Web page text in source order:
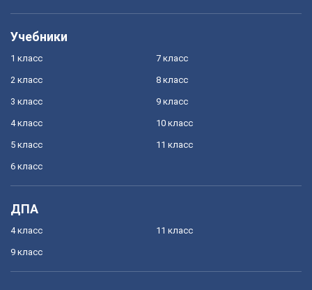
Учебники
1 класс
2 класс
3 класс
4 класс
5 класс
6 класс
7 класс
8 класс
9 класс
10 класс
11 класс
ДПА
4 класс
9 класс
11 класс